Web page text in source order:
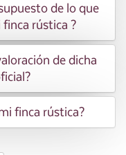
de lo que
rústica ?
de dicha
finca rústica?